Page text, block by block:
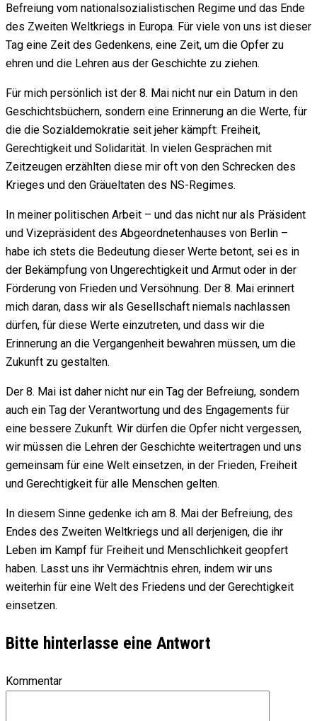
Befreiung vom nationalsozialistischen Regime und das Ende
des Zweiten Weltkriegs in Europa. Für viele von uns ist dieser
Tag eine Zeit des Gedenkens, eine Zeit, um die Opfer zu
ehren und die Lehren aus der Geschichte zu ziehen.
Für mich persönlich ist der 8. Mai nicht nur ein Datum in den
Geschichtsbüchern, sondern eine Erinnerung an die Werte, für
die die Sozialdemokratie seit jeher kämpft: Freiheit,
Gerechtigkeit und Solidarität. In vielen Gesprächen mit
Zeitzeugen erzählten diese mir oft von den Schrecken des
Krieges und den Gräueltaten des NS-Regimes.
In meiner politischen Arbeit – und das nicht nur als Präsident
und Vizepräsident des Abgeordnetenhauses von Berlin –
habe ich stets die Bedeutung dieser Werte betont, sei es in
der Bekämpfung von Ungerechtigkeit und Armut oder in der
Förderung von Frieden und Versöhnung. Der 8. Mai erinnert
mich daran, dass wir als Gesellschaft niemals nachlassen
dürfen, für diese Werte einzutreten, und dass wir die
Erinnerung an die Vergangenheit bewahren müssen, um die
Zukunft zu gestalten.
Der 8. Mai ist daher nicht nur ein Tag der Befreiung, sondern
auch ein Tag der Verantwortung und des Engagements für
eine bessere Zukunft. Wir dürfen die Opfer nicht vergessen,
wir müssen die Lehren der Geschichte weitertragen und uns
gemeinsam für eine Welt einsetzen, in der Frieden, Freiheit
und Gerechtigkeit für alle Menschen gelten.
In diesem Sinne gedenke ich am 8. Mai der Befreiung, des
Endes des Zweiten Weltkriegs und all derjenigen, die ihr
Leben im Kampf für Freiheit und Menschlichkeit geopfert
haben. Lasst uns ihr Vermächtnis ehren, indem wir uns
weiterhin für eine Welt des Friedens und der Gerechtigkeit
einsetzen.
Bitte hinterlasse eine Antwort
Kommentar